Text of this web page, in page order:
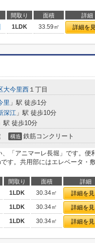
間取り 面積 詳細
1LDK 33.59㎡ 詳細を
大今里西 １丁目
里 」駅 徒歩1分
深江 」駅 徒歩10分
駅 徒歩10分
構造 鉄筋コンクリート
「アニマーレ長堀」です。便
す。共用部にはエレベータ・
間取り 面積 詳細
1LDK 30.34㎡ 詳細を
1LDK 30.34㎡ 詳細を
1LDK 30.34㎡ 詳細を